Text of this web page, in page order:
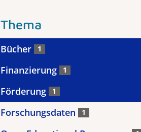
Thema
Bücher 1
Finanzierung 1
Förderung 1
Forschungsdaten 1